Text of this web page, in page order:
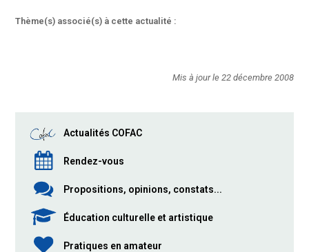
Thème(s) associé(s) à cette actualité :
Mis à jour le 22 décembre 2008
Actualités COFAC
Rendez-vous
Propositions, opinions, constats...
Éducation culturelle et artistique
Pratiques en amateur